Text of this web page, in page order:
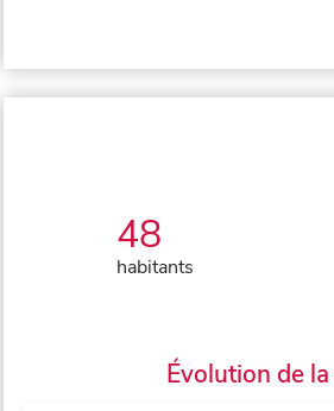
48
habitants
Évolution de